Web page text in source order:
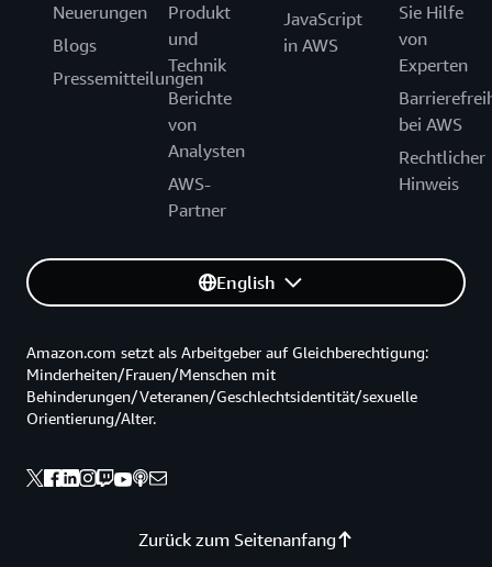
Neuerungen
Blogs
Pressemitteilungen
Produkt
und
Technik
Berichte
von
Analysten
AWS-
Partner
JavaScript
in AWS
Sie Hilfe
von
Experten
bei AWS
Rechtlicher
Hinweis
English
Zurück zum Seitenanfang
Amazon.com setzt als Arbeitgeber auf Gleichberechtigung:
Minderheiten/Frauen/Menschen mit
Behinderungen/Veteranen/Geschlechtsidentität/sexuelle
Orientierung/Alter.